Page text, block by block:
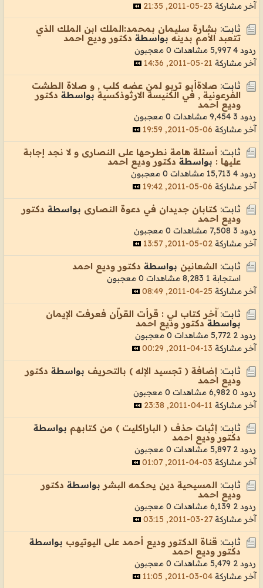
آخر مشاركة 23-05-2011, 21:35
ثابت: بشارة سليمان بمحمد:الملك ابن الملك الذي
تتعبد الأمم بدينه بواسطة دكتور وديع احمد
ردود 4 5,997 مشاهدات
0 معجبون
آخر مشاركة 21-05-2011, 14:36
ثابت: صلاةأبو تربو لمن عضه كلب , و صلاة الطشت
الفرعونية , في الكنيسة الارثوذكسية بواسطة دكتور
وديع احمد
ردود 3 9,454 مشاهدات
0 معجبون
آخر مشاركة 06-05-2011, 19:59
ثابت: أسئلة هامة نطرحها على النصارى و لا نجد إجابة
عليها : بواسطة دكتور وديع احمد
ردود 4 15,713 مشاهدات
0 معجبون
آخر مشاركة 06-05-2011, 19:42
ثابت: كتابان جديدان في دعوة النصارى بواسطة دكتور
وديع احمد
ردود 3 7,508 مشاهدات
0 معجبون
آخر مشاركة 02-05-2011, 13:57
ثابت: الشعانين بواسطة دكتور وديع احمد
استجابة 1 8,283 مشاهدات
0 معجبون
آخر مشاركة 25-04-2011, 08:49
ثابت: اّخر كتاب لي : قرأت القراّن فعرفت الإيمان
بواسطةدكتور وديع احمد
ردود 2 5,772 مشاهدات
0 معجبون
آخر مشاركة 13-04-2011, 00:29
ثابت: إضافة ( تجسيد الإله ) بالتحريف بواسطة دكتور
وديع احمد
ردود 0 6,982 مشاهدات
0 معجبون
آخر مشاركة 11-04-2011, 23:38
ثابت: إثبات حذف ( الباراكليت ) من كتابهم بواسطة
دكتور وديع احمد
ردود 2 5,897 مشاهدات
0 معجبون
آخر مشاركة 03-04-2011, 01:07
ثابت: المسيحية دين يحكمه البشر بواسطة دكتور
وديع احمد
ردود 2 6,139 مشاهدات
0 معجبون
آخر مشاركة 27-03-2011, 03:15
ثابت: قناة الدكتور وديع أحمد على اليوتيوب بواسطة
دكتور وديع احمد
ردود 2 5,479 مشاهدات
0 معجبون
آخر مشاركة 04-03-2011, 11:05